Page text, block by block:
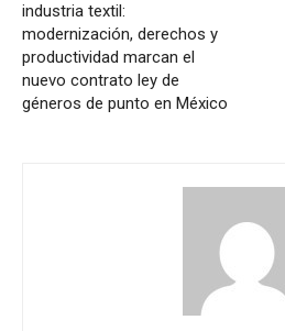
industria textil:
modernización, derechos y
productividad marcan el
nuevo contrato ley de
géneros de punto en México